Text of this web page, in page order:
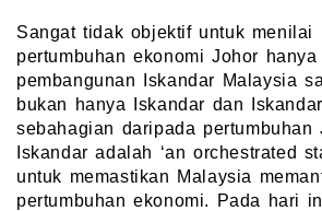
Sangat tidak objektif untuk menilai
pertumbuhan ekonomi Johor hanya
pembangunan Iskandar Malaysia
bukan hanya Iskandar dan
sebahagian daripada pertumbuhan
Iskandar adalah ‘an orchestrated
untuk memastikan Malaysia
pertumbuhan ekonomi. Pada hari